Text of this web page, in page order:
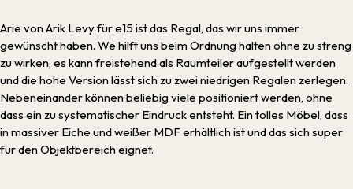
Arie von Arik Levy für e15 ist das Regal, das wir uns immer
gewünscht haben. We hilft uns beim Ordnung halten ohne zu streng
zu wirken, es kann freistehend als Raumteiler aufgestellt werden
und die hohe Version lässt sich zu zwei niedrigen Regalen zerlegen.
Nebeneinander können beliebig viele positioniert werden, ohne
dass ein zu systematischer Eindruck entsteht. Ein tolles Möbel, dass
in massiver Eiche und weißer MDF erhältlich ist und das sich super
für den Objektbereich eignet.